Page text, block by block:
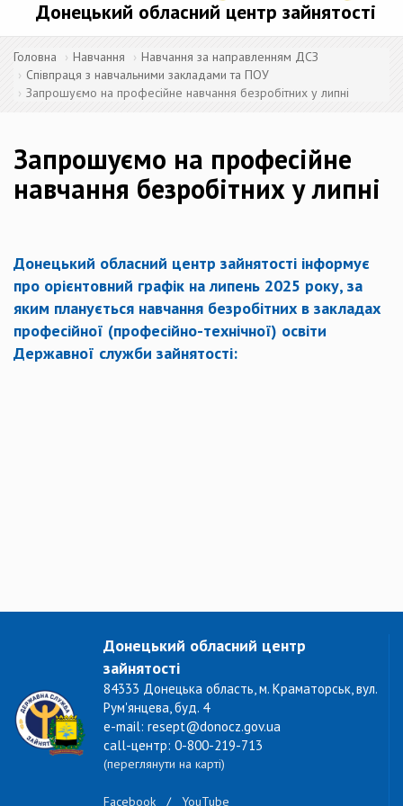
Донецький обласний центр зайнятості
Головна Навчання
Навчання за направленням ДСЗ
Співпраця з навчальними закладами та ПОУ
Запрошуємо на професійне навчання безробітних у липні
Запрошуємо на професійне
навчання безробітних у липні
Донецький обласний центр зайнятості інформує
про орієнтовний графік налипень 2025 року, за
яким планується навчання безробітних в закладах
професійної (професійно-технічної) освіти
Державної служби зайнятості:
Донецький обласний центр
зайнятості
84333 Донецька область, м. Краматорськ, вул.
Рум'янцева, буд. 4
e-mail: resept@donocz.gov.ua
call-центр: 0-800-219-713
(переглянути на карті)
Facebook / YouTube